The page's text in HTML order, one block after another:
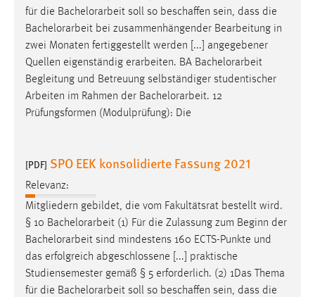
für die Bachelorarbeit soll so beschaffen sein, dass die
Bachelorarbeit bei zusammenhängender Bearbeitung in
zwei Monaten fertiggestellt werden [...] angegebener
Quellen eigenständig erarbeiten. BA Bachelorarbeit
Begleitung und Betreuung selbständiger studentischer
Arbeiten im Rahmen der Bachelorarbeit. 12
Prüfungsformen (Modulprüfung): Die
[PDF] SPO EEK konsolidierte Fassung 2021
Relevanz:
Mitgliedern gebildet, die vom Fakultätsrat bestellt wird.
§ 10 Bachelorarbeit (1) Für die Zulassung zum Beginn der
Bachelorarbeit sind mindestens 160 ECTS-Punkte und
das erfolgreich abgeschlossene [...] praktische
Studiensemester gemäß § 5 erforderlich. (2) 1Das Thema
für die Bachelorarbeit soll so beschaffen sein, dass die